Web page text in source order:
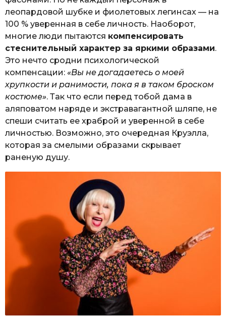
леопардовой шубке и фиолетовых легинсах — на
100 % уверенная в себе личность. Наоборот,
многие люди пытаются компенсировать
стеснительный характер за яркими образами.
Это нечто сродни психологической
компенсации: «Вы не догадаетесь о моей
хрупкости и ранимости, пока я в таком броском
костюме». Так что если перед тобой дама в
аляповатом наряде и экстравагантной шляпе, не
спеши считать ее храброй и уверенной в себе
личностью. Возможно, это очередная Круэлла,
которая за смелыми образами скрывает
раненую душу.